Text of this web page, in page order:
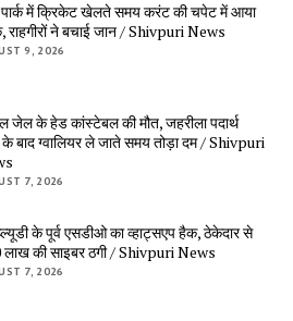
पार्क में क्रिकेट खेलते समय करंट की चपेट में आया
राहगीरों ने बचाई जान / Shivpuri News
9, 2026
जेल के हेड कांस्टेबल की मौत, जहरीला पदार्थ
बाद ग्वालियर ले जाते समय तोड़ा दम / Shivpuri
7, 2026
के पूर्व एसडीओ का व्हाट्सएप हैक, ठेकेदार से
लाख की साइबर ठगी / Shivpuri News
7, 2026